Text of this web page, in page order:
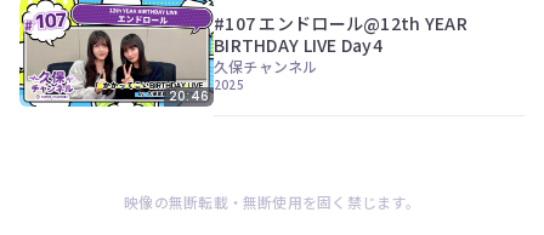
20:46
#107 エンドロール@12th YEAR
BIRTHDAY LIVE Day4
久保チャンネル
2025
映像の無断転載・無断使用を固く禁じます。